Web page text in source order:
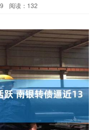
阅读：132